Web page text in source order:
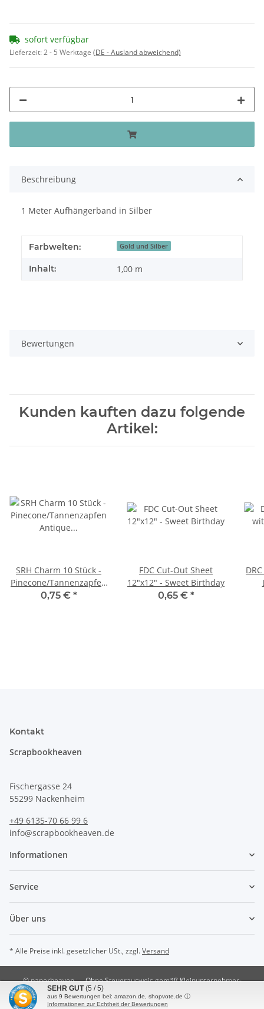
sofort verfügbar
Lieferzeit:2 - 5 Werktage (DE - Ausland abweichend)
Beschreibung
1 Meter Aufhängerband in Silber
Farbwelten: Gold und Silber
Inhalt: 1,00 m
Bewertungen
Kunden kauften dazu folgende
Artikel:
SRH Charm 10 Stück -
Pinecone/Tannenzapfen
Antique Silber
0,75 € *
FDC Cut-Out Sheet
12"x12" - Sweet Birthday
0,65 € *
Kontakt
Scrapbookheaven
Fischergasse 24
55299 Nackenheim
+49 6135-70 66 99 6
info@scrapbookheaven.de
Informationen
Service
Über uns
* Alle Preise inkl. gesetzlicher USt., zzgl.Versand
© paperheaven
Ohne Steuerausweis gemäß Kleinunternehmer-
Regelung §19 UstG.
Powered byJTL-Shop
SEHR GUT (5 / 5)
aus 9 Bewertungen bei: amazon.de, shopvote.de ⓘ
Informationen zur Echtheit der Bewertungen